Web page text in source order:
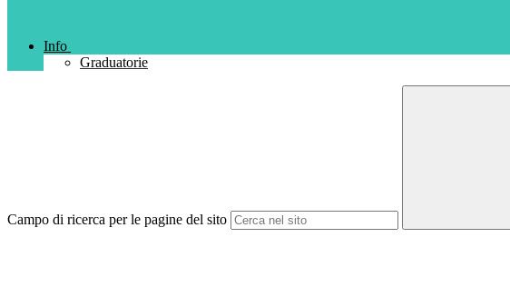
Info
Graduatorie
Campo di ricerca per le pagine del sito